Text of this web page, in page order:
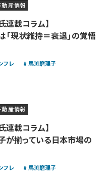
動産情報
連載コラム】
現状維持＝衰退」の覚悟
フレ 馬渕磨理子
動産情報
連載コラム】
揃っている日本市場の
フレ 馬渕磨理子